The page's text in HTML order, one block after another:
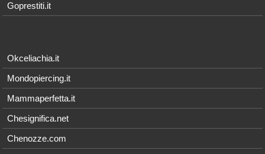
Goprestiti.it
Okceliachia.it
Mondopiercing.it
Mammaperfetta.it
Chesignifica.net
Chenozze.com